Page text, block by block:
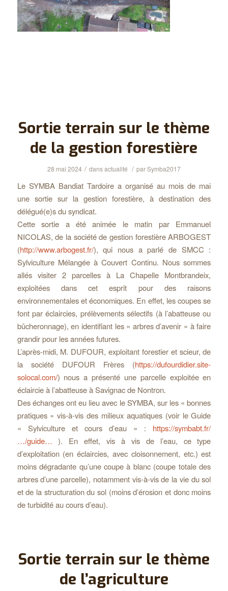
Sortie terrain sur le thème
de la gestion forestière
28 mai 2024 / dansactualité / parSymba2017
Le SYMBA Bandiat Tardoire a organisé au mois de mai
une sortie sur la gestion forestière, à destination des
délégué(e)s du syndicat.
Cette sortie a été animée le matin par Emmanuel
NICOLAS, de la société de gestion forestière ARBOGEST
(http://www.arbogest.fr/), qui nous a parlé de SMCC :
Sylviculture Mélangée à Couvert Continu. Nous sommes
allés visiter 2 parcelles à La Chapelle Montbrandeix,
exploitées dans cet esprit pour des raisons
environnementales et économiques. En effet, les coupes se
font par éclaircies, prélèvements sélectifs (à l’abatteuse ou
bûcheronnage), en identifiant les « arbres d’avenir » à faire
grandir pour les années futures.
L’après-midi, M. DUFOUR, exploitant forestier et scieur, de
la société DUFOUR Frères (https://dufourdidier.site-
solocal.com/) nous a présenté une parcelle exploitée en
éclaircie à l’abatteuse à Savignac de Nontron.
Des échanges ont eu lieu avec le SYMBA, sur les « bonnes
pratiques » vis-à-vis des milieux aquatiques (voir le Guide
« Sylviculture et cours d’eau » : https://symbabt.fr/
…/guide… ). En effet, vis à vis de l’eau, ce type
d’exploitation (en éclaircies, avec cloisonnement, etc.) est
moins dégradante qu’une coupe à blanc (coupe totale des
arbres d’une parcelle), notamment vis-à-vis de la vie du sol
et de la structuration du sol (moins d’érosion et donc moins
de turbidité au cours d’eau).
Sortie terrain sur le thème
de l’agriculture